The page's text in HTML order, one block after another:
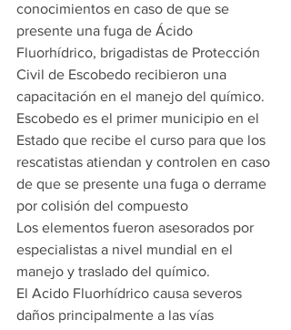
conocimientos en caso de que se
presente una fuga de Ácido
Fluorhídrico, brigadistas de Protección
Civil de Escobedo recibieron una
capacitación en el manejo del químico.
Escobedo es el primer municipio en el
Estado que recibe el curso para que los
rescatistas atiendan y controlen en caso
de que se presente una fuga o derrame
por colisión del compuesto
Los elementos fueron asesorados por
especialistas a nivel mundial en el
manejo y traslado del químico.
El Acido Fluorhídrico causa severos
daños principalmente a las vías